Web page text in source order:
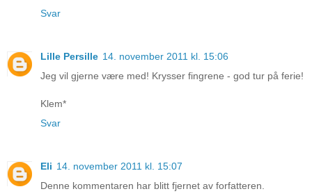
Svar
Lille Persille 14. november 2011 kl. 15:06
Jeg vil gjerne være med! Krysser fingrene - god tur på ferie!
Klem*
Svar
Eli 14. november 2011 kl. 15:07
Denne kommentaren har blitt fjernet av forfatteren.